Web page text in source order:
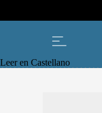
Leer en Castellano